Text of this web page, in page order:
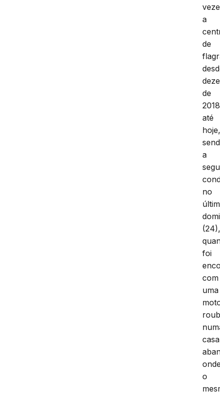
a
de
de
2018
até
a
no
foi
com
uma
casa
o